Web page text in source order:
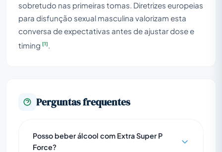
sobretudo nas primeiras tomas. Diretrizes europeias
para disfunção sexual masculina valorizam esta
conversa de expectativas antes de ajustar dose e
timing [1].
Perguntas frequentes
Posso beber álcool com Extra Super P
Force?